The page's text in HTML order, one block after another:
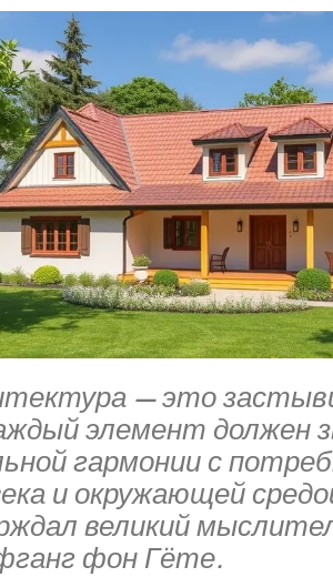
— это
элемент должен
гармонии с
и окружающей
великий
фон Гёте.